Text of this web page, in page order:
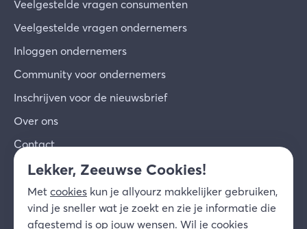
Veelgestelde vragen consumenten
Veelgestelde vragen ondernemers
Inloggen ondernemers
Community voor ondernemers
Inschrijven voor de nieuwsbrief
Over ons
Contact
© 2026 allyourz b.v.
Privacy
Cookies Disclaimer
Lekker, Zeeuwse Cookies!
Met cookies kun je allyourz makkelijker gebruiken,
vind je sneller wat je zoekt en zie je informatie die
afgestemd is op jouw wensen. Wil je cookies